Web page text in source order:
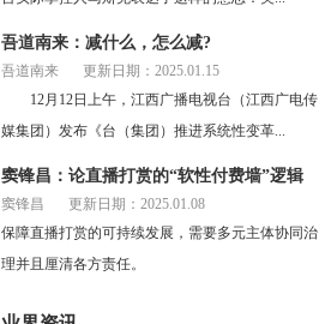
吾道南来：减什么，怎么减?
吾道南来
更新日期：2025.01.15
12月12日上午，江西广播电视台（江西广电传
媒集团）发布《台（集团）推进系统性变革...
窦锋昌：论直播打赏的“软性付费墙”逻辑
窦锋昌
更新日期：2025.01.08
保障直播打赏的可持续发展，需要多元主体协同治
理并且厘清各方责任。